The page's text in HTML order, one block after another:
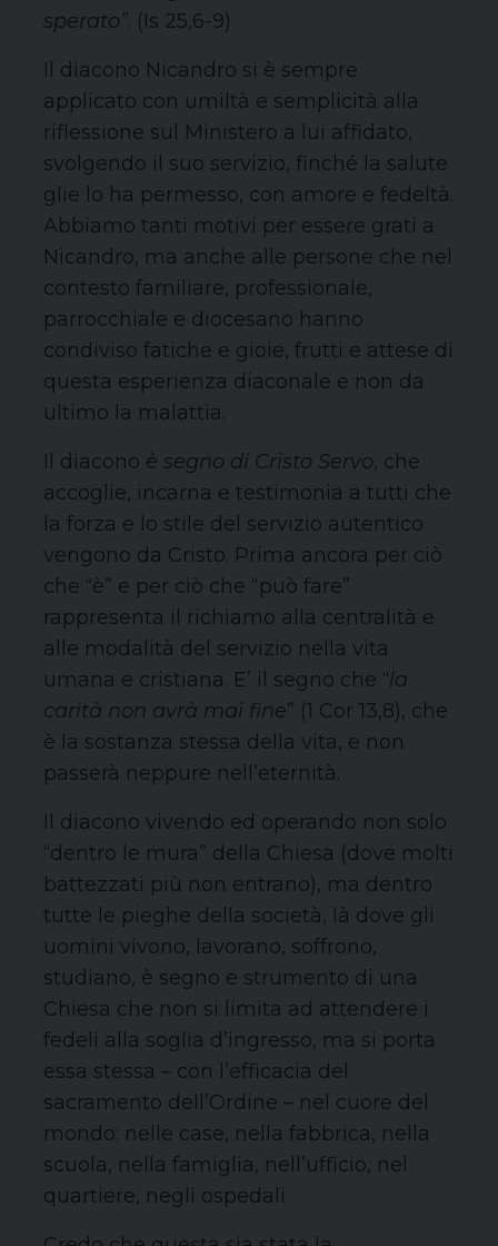
sperato”. (Is 25,6-9)
Il diacono Nicandro si è sempre
applicato con umiltà e semplicità alla
riflessione sul Ministero a lui affidato,
svolgendo il suo servizio, finché la salute
glie lo ha permesso, con amore e fedeltà.
Abbiamo tanti motivi per essere grati a
Nicandro, ma anche alle persone che nel
contesto familiare, professionale,
parrocchiale e diocesano hanno
condiviso fatiche e gioie, frutti e attese di
questa esperienza diaconale e non da
ultimo la malattia.
Il diacono è segno di Cristo Servo, che
accoglie, incarna e testimonia a tutti che
la forza e lo stile del servizio autentico
vengono da Cristo. Prima ancora per ciò
che “è” e per ciò che “può fare”
rappresenta il richiamo alla centralità e
alle modalità del servizio nella vita
umana e cristiana. E’ il segno che “la
carità non avrà mai fine” (1 Cor 13,8), che
è la sostanza stessa della vita, e non
passerà neppure nell’eternità.
Il diacono vivendo ed operando non solo
“dentro le mura” della Chiesa (dove molti
battezzati più non entrano), ma dentro
tutte le pieghe della società, là dove gli
uomini vivono, lavorano, soffrono,
studiano, è segno e strumento di una
Chiesa che non si limita ad attendere i
fedeli alla soglia d’ingresso, ma si porta
essa stessa – con l’efficacia del
sacramento dell’Ordine – nel cuore del
mondo: nelle case, nella fabbrica, nella
scuola, nella famiglia, nell’ufficio, nel
quartiere, negli ospedali.